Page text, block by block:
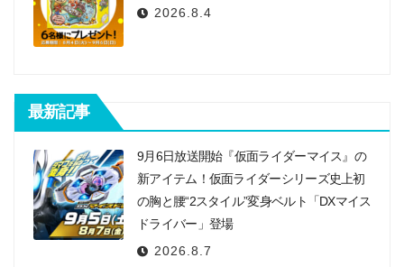
2026.8.4
最新記事
9月6日放送開始『仮面ライダーマイス』の
新アイテム！仮面ライダーシリーズ史上初
の胸と腰“2スタイル”変身ベルト「DXマイス
ドライバー」登場
2026.8.7